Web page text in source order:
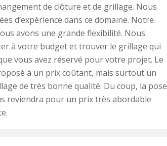
de clôture et de grillage. Nous
d’expérience dans ce domaine. Notre
avons une grande flexibilité. Nous
à votre budget et trouver le grillage qui
vous avez réservé pour votre projet. Le
à un prix coûtant, mais surtout un
de très bonne qualité. Du coup, la pose
reviendra pour un prix très abordable